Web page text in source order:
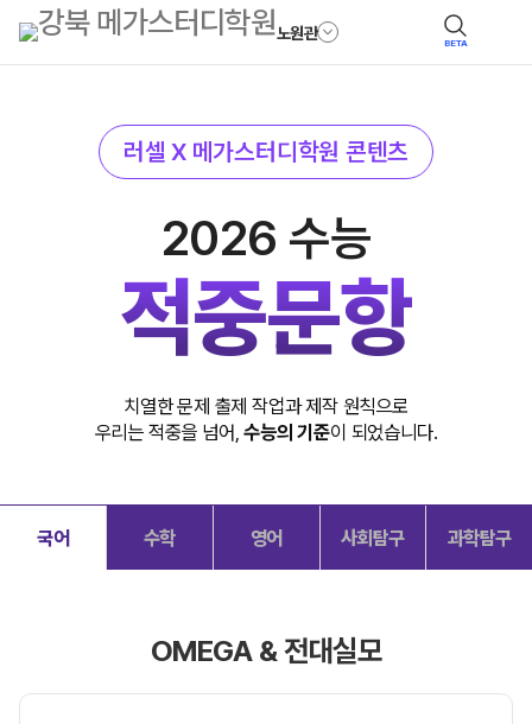
노원관 BETA
러셀 X 메가스터디학원 콘텐츠
2026 수능
적중문항
치열한 문제 출제 작업과 제작 원칙으로
우리는 적중을 넘어,수능의 기준이 되었습니다.
국어 수학 영어 사회탐구 과학탐구
OMEGA & 전대실모